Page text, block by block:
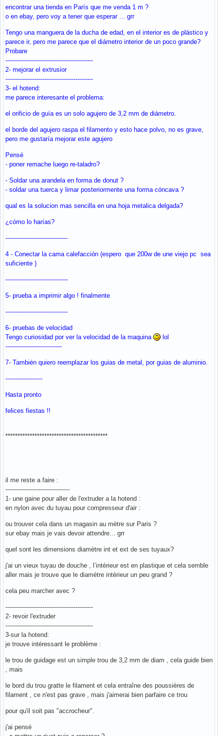
encontrar una tienda en París que me venda 1 m ?
o en ebay, pero voy a tener que esperar ... grr
Tengo una manguera de la ducha de edad, en el interior es de plástico y
parece ir, pero me parece que el diámetro interior de un poco grande?
Probare
---------------------------------------------
2- mejorar el extrusior
---------------------------------------------
3- el hotend:
me parece interesante el problema:
el orificio de guía es un solo agujero de 3,2 mm de diámetro.
el borde del agujero raspa el filamento y esto hace polvo, no es grave,
pero me gustaría mejorar este agujero
Pensé
- poner remache luego re-taladro?
- Soldar una arandela en forma de donut ?
- soldar una tuerca y limar posteriormente una forma cóncava ?
qual es la solucion mas sencilla en una hoja metalica delgada?
¿cómo lo harías?
--------------------------------
4 - Conectar la cama calefacción (espero que 200w de une viejo pc sea
suficiente )
--------------------------------
5- prueba a imprimir algo ! finalmente
--------------------------------
6- pruebas de velocidad
Tengo curiosidad por ver la velocidad de la maquina
lol
-----------------------------
7- También quiero reemplazar los guias de metal, por guias de aluminio.
-------------------
Hasta pronto
felices fiestas !!
******************************************
il me reste a faire :
---------------------------------
1- une gaine pour aller de l'extruder a la hotend :
en nylon avec du tuyau pour compresseur d'air :
ou trouver cela dans un magasin au mètre sur Paris ?
sur ebay mais je vais devoir attendre... grr
quel sont les dimensions diamètre int et ext de ses tuyaux?
j'ai un vieux tuyau de douche , l’intérieur est en plastique et cela semble
aller mais je trouve que le diamètre intérieur un peu grand ?
cela peu marcher avec ?
---------------------------------------------
2- revoir l'extruder
---------------------------------------------
3-sur la hotend:
je trouve intéressant le problème :
le trou de guidage est un simple trou de 3,2 mm de diam , cela guide bien
, mais
le bord du trou gratte le filament et cela entraîne des poussières de
filament , ce n'est pas grave , mais j'aimerai bien parfaire ce trou
pour qu'il soit pas "accrocheur".
j'ai pensé